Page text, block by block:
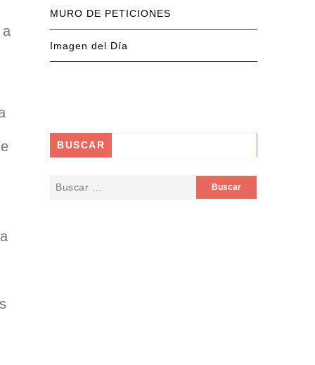
MURO DE PETICIONES
Imagen del Día
BUSCAR